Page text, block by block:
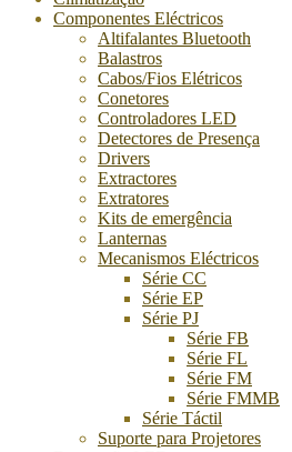
Componentes Eléctricos
Altifalantes Bluetooth
Balastros
Cabos/Fios Elétricos
Conetores
Controladores LED
Detectores de Presença
Drivers
Extractores
Extratores
Kits de emergência
Lanternas
Mecanismos Eléctricos
Série CC
Série EP
Série PJ
Série FB
Série FL
Série FM
Série FMMB
Série Táctil
Suporte para Projetores